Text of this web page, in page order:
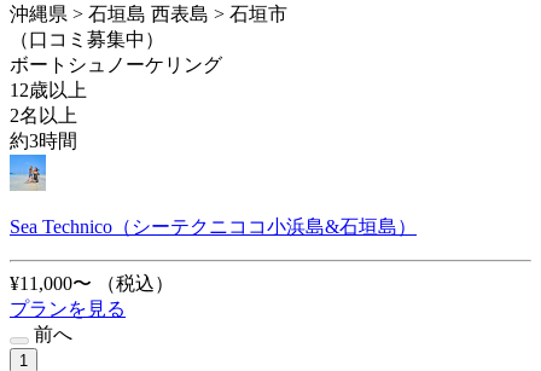
沖縄県 > 石垣島 西表島 > 石垣市
（口コミ募集中）
ボートシュノーケリング
12歳以上
2名以上
約3時間
Sea Technico（シーテクニココ小浜島&石垣島）
¥11,000〜
（税込）
プランを見る
前へ
1